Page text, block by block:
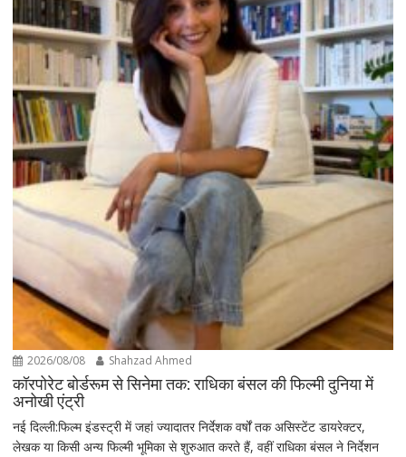
2026/08/08 Shahzad Ahmed
कॉरपोरेट बोर्डरूम से सिनेमा तक: राधिका बंसल की फिल्मी दुनिया में
अनोखी एंट्री
नई दिल्ली:फिल्म इंडस्ट्री में जहां ज्यादातर निर्देशक वर्षों तक असिस्टेंट डायरेक्टर,
लेखक या किसी अन्य फिल्मी भूमिका से शुरुआत करते हैं, वहीं राधिका बंसल ने निर्देशन